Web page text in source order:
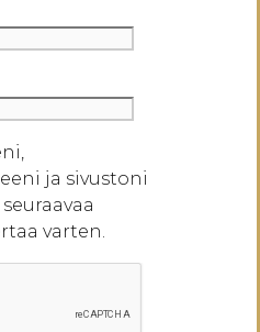
ja sivustoni
varten.